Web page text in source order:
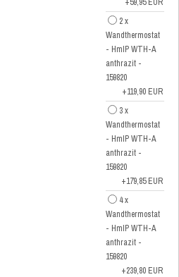
2 x
Wandthermostat
- HmIP WTH-A
anthrazit -
159820
+119,90 EUR
3 x
Wandthermostat
- HmIP WTH-A
anthrazit -
159820
+179,85 EUR
4 x
Wandthermostat
- HmIP WTH-A
anthrazit -
159820
+239,80 EUR